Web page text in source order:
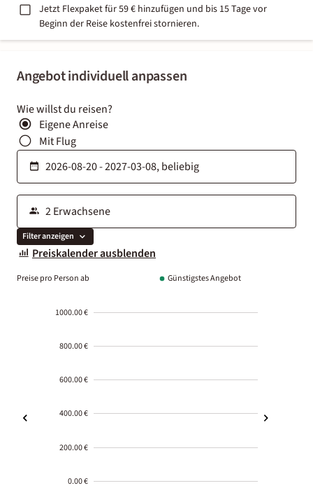
Angebot individuell anpassen
Wie willst du reisen?
Eigene Anreise
Mit Flug
Filter anzeigen
Preiskalender ausblenden
Preise pro Person ab Günstigstes Angebot
1000.00 €
800.00 €
600.00 €
400.00 €
200.00 €
0.00 €
Jetzt Flexpaket für 59 € hinzufügen und bis 15 Tage vor
Beginn der Reise kostenfrei stornieren.